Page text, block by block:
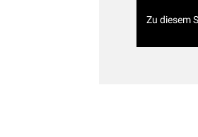
Zu diesem